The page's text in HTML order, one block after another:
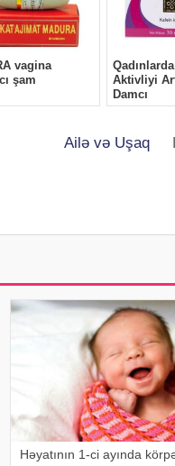
Ailə və Uşaq
Həyatının 1-ci ayında